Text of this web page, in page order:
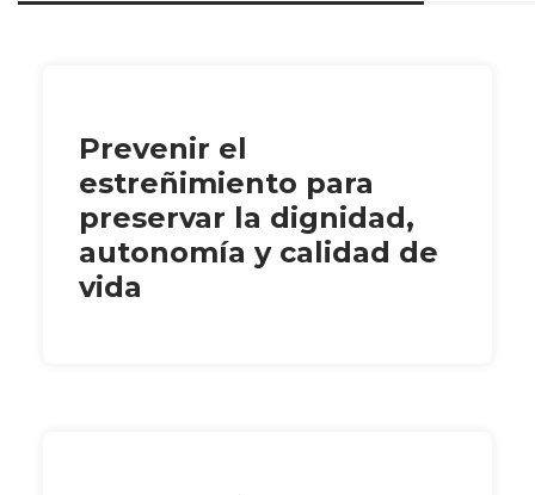
Prevenir el
estreñimiento para
preservar la dignidad,
autonomía y calidad de
vida